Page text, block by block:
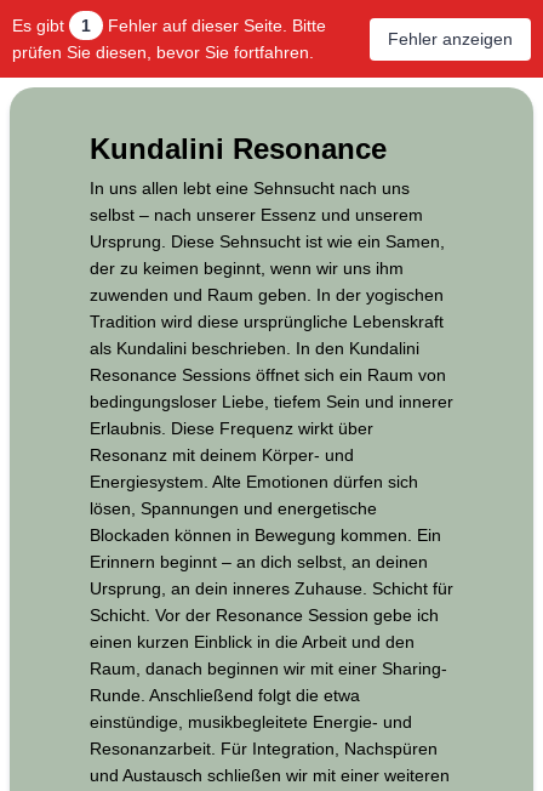
Es gibt 1
Fehler auf dieser Seite. Bitte
prüfen Sie diesen, bevor Sie fortfahren.
Fehler anzeigen
Kundalini Resonance
In uns allen lebt eine Sehnsucht nach uns
selbst – nach unserer Essenz und unserem
Ursprung. Diese Sehnsucht ist wie ein Samen,
der zu keimen beginnt, wenn wir uns ihm
zuwenden und Raum geben. In der yogischen
Tradition wird diese ursprüngliche Lebenskraft
als Kundalini beschrieben. In den Kundalini
Resonance Sessions öffnet sich ein Raum von
bedingungsloser Liebe, tiefem Sein und innerer
Erlaubnis. Diese Frequenz wirkt über
Resonanz mit deinem Körper- und
Energiesystem. Alte Emotionen dürfen sich
lösen, Spannungen und energetische
Blockaden können in Bewegung kommen. Ein
Erinnern beginnt – an dich selbst, an deinen
Ursprung, an dein inneres Zuhause. Schicht für
Schicht. Vor der Resonance Session gebe ich
einen kurzen Einblick in die Arbeit und den
Raum, danach beginnen wir mit einer Sharing-
Runde. Anschließend folgt die etwa
einstündige, musikbegleitete Energie- und
Resonanzarbeit. Für Integration, Nachspüren
und Austausch schließen wir mit einer weiteren